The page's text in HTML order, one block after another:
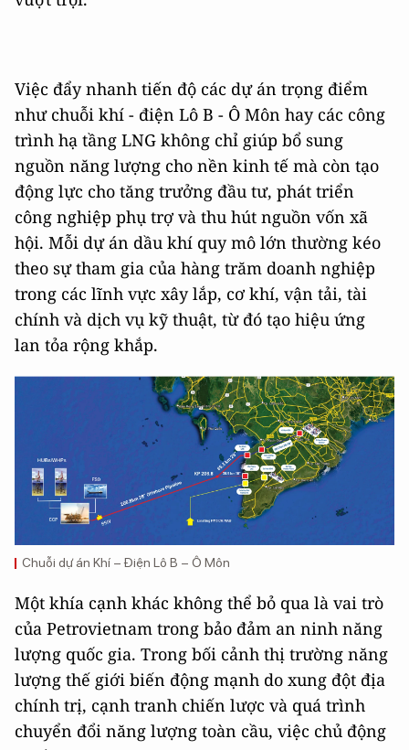
Việc đẩy nhanh tiến độ các dự án trọng điểm
như chuỗi khí - điện Lô B - Ô Môn hay các công
trình hạ tầng LNG không chỉ giúp bổ sung
nguồn năng lượng cho nền kinh tế mà còn tạo
động lực cho tăng trưởng đầu tư, phát triển
công nghiệp phụ trợ và thu hút nguồn vốn xã
hội. Mỗi dự án dầu khí quy mô lớn thường kéo
theo sự tham gia của hàng trăm doanh nghiệp
trong các lĩnh vực xây lắp, cơ khí, vận tải, tài
chính và dịch vụ kỹ thuật, từ đó tạo hiệu ứng
lan tỏa rộng khắp.
Chuỗi dự án Khí – Điện Lô B – Ô Môn
Một khía cạnh khác không thể bỏ qua là vai trò
của Petrovietnam trong bảo đảm an ninh năng
lượng quốc gia. Trong bối cảnh thị trường năng
lượng thế giới biến động mạnh do xung đột địa
chính trị, cạnh tranh chiến lược và quá trình
chuyển đổi năng lượng toàn cầu, việc chủ động